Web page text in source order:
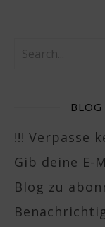
!!! Verpasse
Gib deine E-
Blog zu